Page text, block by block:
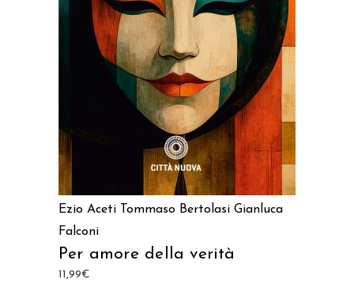
AGGIUNGI AL CARRELLO
Ezio Aceti Tommaso Bertolasi Gianluca
Falconi
Per amore della verità
11,99€